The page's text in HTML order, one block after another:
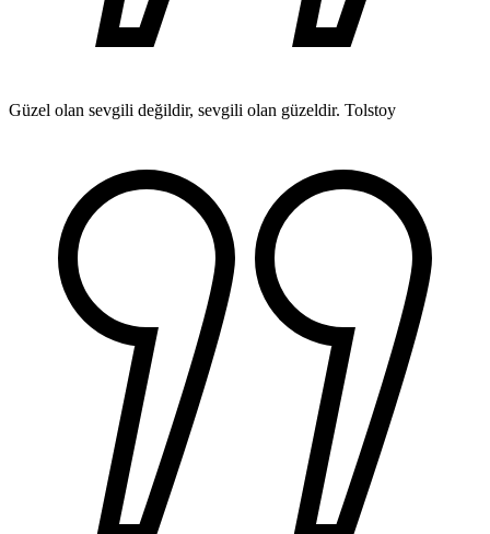
Güzel olan sevgili değildir, sevgili olan güzeldir. Tolstoy